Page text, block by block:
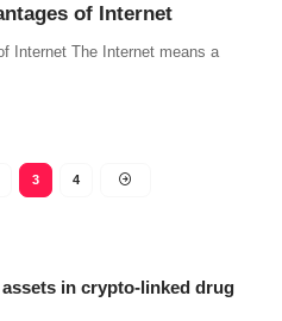
of Internet
Internet The Internet means a
3 4
in crypto-linked drug